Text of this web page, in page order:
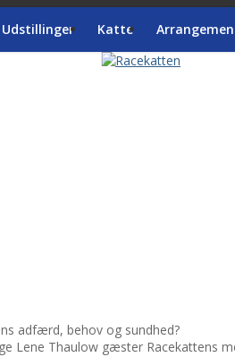
Udstillinger Katte
adfærd, behov og sundhed?
Lene Thaulow gæster Racekattens